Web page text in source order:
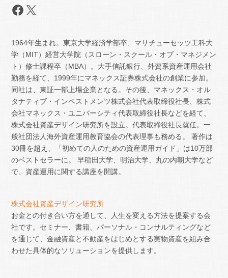
Facebook
X
1964年生まれ。東京大学経済学部卒、マサチューセッツ工科大
学（MIT）経営大学院（スローン・スクール・オブ・マネジメン
ト）修士課程卒（MBA）。大手信託銀行、外資系資産運用会社
勤務を経て、1999年にマネックス証券株式会社の創業に参加。
同社は、東証一部上場企業となる。その後、マネックス・オル
タナティブ・インベストメンツ株式会社代表取締役社長、株式
会社マネックス・ユニバーシティ代表取締役社長などを経て、
株式会社資産デザイン研究所を設立。代表取締役社長就任。一
般社団法人海外資産運用教育協会の代表理事も務める。 著作は
30冊を超え、「初めての人のための資産運用ガイド」は10万部
のベストセラーに。 早稲田大学、明治大学、丸の内朝大学など
で、資産運用に関する講座を開講。
株式会社資産デザイン研究所
お金との付き合い方を通して、人生を変える方法を提案する会
社です。セミナー、書籍、パーソナル・コンサルティングなど
を通じて、金融資産と不動産をはじめとする実物資産を組み合
わせた具体的なソリューションを提供します。